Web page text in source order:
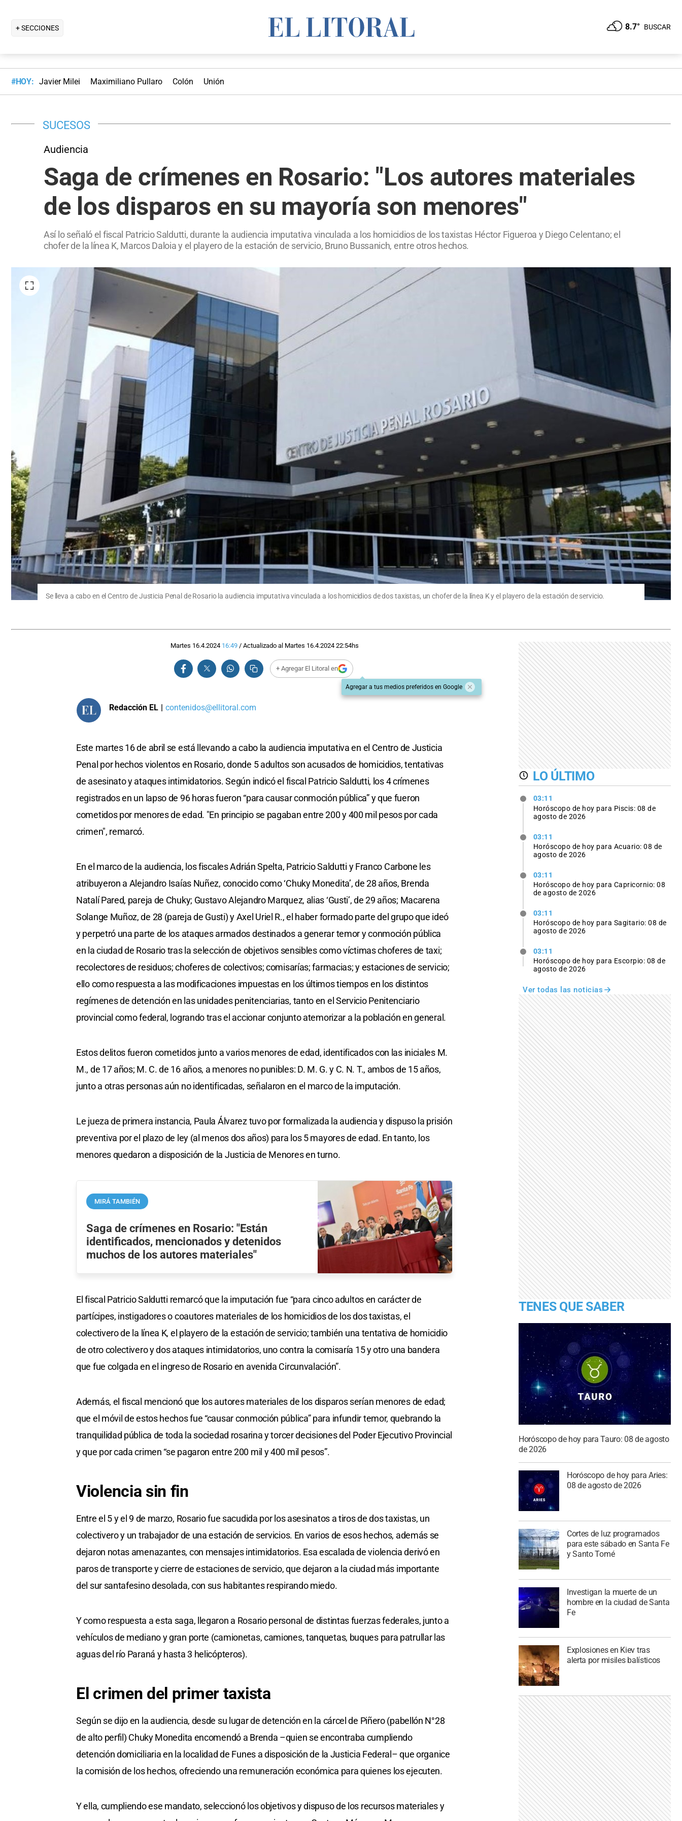
+ SECCIONES 8.7° BUSCAR
#HOY: Javier Milei Maximiliano Pullaro Colón Unión
SUCESOS
Audiencia
Saga de crímenes en Rosario: "Los autores materiales
de los disparos en su mayoría son menores"
Así lo señaló el fiscal Patricio Saldutti, durante la audiencia imputativa vinculada a los homicidios de los taxistas Héctor Figueroa y Diego Celentano; el
chofer de la línea K, Marcos Daloia y el playero de la estación de servicio, Bruno Bussanich, entre otros hechos.
Se lleva a cabo en el Centro de Justicia Penal de Rosario la audiencia imputativa vinculada a los homicidios de dos taxistas, un chofer de la línea K y el playero de la estación de servicio.
Martes 16.4.2024 16:49/ Actualizado al Martes 16.4.2024 22:54hs
+ Agregar El Litoral en
Agregar a tus medios preferidos en Google
Redacción EL | contenidos@ellitoral.com
Este martes 16 de abril se está llevando a cabo la audiencia imputativa en el Centro de Justicia
Penal por hechos violentos en Rosario, donde 5 adultos son acusados de homicidios, tentativas
de asesinato y ataques intimidatorios. Según indicó el fiscal Patricio Saldutti, los 4 crímenes
registrados en un lapso de 96 horas fueron “para causar conmoción pública” y que fueron
cometidos por menores de edad. "En principio se pagaban entre 200 y 400 mil pesos por cada
crimen", remarcó.
En el marco de la audiencia, los fiscales Adrián Spelta, Patricio Saldutti y Franco Carbone les
atribuyeron a Alejandro Isaías Nuñez, conocido como ‘Chuky Monedita’, de 28 años, Brenda
Natalí Pared, pareja de Chuky; Gustavo Alejandro Marquez, alias ‘Gusti’, de 29 años; Macarena
Solange Muñoz, de 28 (pareja de Gusti) y Axel Uriel R., el haber formado parte del grupo que ideó
y perpetró una parte de los ataques armados destinados a generar temor y conmoción pública
en la ciudad de Rosario tras la selección de objetivos sensibles como víctimas choferes de taxi;
recolectores de residuos; choferes de colectivos; comisarías; farmacias; y estaciones de servicio;
ello como respuesta a las modificaciones impuestas en los últimos tiempos en los distintos
regímenes de detención en las unidades penitenciarias, tanto en el Servicio Penitenciario
provincial como federal, logrando tras el accionar conjunto atemorizar a la población en general.
Estos delitos fueron cometidos junto a varios menores de edad, identificados con las iniciales M.
M., de 17 años; M. C. de 16 años, a menores no punibles: D. M. G. y C. N. T., ambos de 15 años,
junto a otras personas aún no identificadas, señalaron en el marco de la imputación.
Le jueza de primera instancia, Paula Álvarez tuvo por formalizada la audiencia y dispuso la prisión
preventiva por el plazo de ley (al menos dos años) para los 5 mayores de edad. En tanto, los
menores quedaron a disposición de la Justicia de Menores en turno.
MIRÁ TAMBIÉN
Saga de crímenes en Rosario: "Están
identificados, mencionados y detenidos
muchos de los autores materiales"
El fiscal Patricio Saldutti remarcó que la imputación fue “para cinco adultos en carácter de
partícipes, instigadores o coautores materiales de los homicidios de los dos taxistas, el
colectivero de la línea K, el playero de la estación de servicio; también una tentativa de homicidio
de otro colectivero y dos ataques intimidatorios, uno contra la comisaría 15 y otro una bandera
que fue colgada en el ingreso de Rosario en avenida Circunvalación”.
Además, el fiscal mencionó que los autores materiales de los disparos serían menores de edad;
que el móvil de estos hechos fue “causar conmoción pública” para infundir temor, quebrando la
tranquilidad pública de toda la sociedad rosarina y torcer decisiones del Poder Ejecutivo Provincial
y que por cada crimen “se pagaron entre 200 mil y 400 mil pesos”.
Violencia sin fin
Entre el 5 y el 9 de marzo, Rosario fue sacudida por los asesinatos a tiros de dos taxistas, un
colectivero y un trabajador de una estación de servicios. En varios de esos hechos, además se
dejaron notas amenazantes, con mensajes intimidatorios. Esa escalada de violencia derivó en
paros de transporte y cierre de estaciones de servicio, que dejaron a la ciudad más importante
del sur santafesino desolada, con sus habitantes respirando miedo.
Y como respuesta a esta saga, llegaron a Rosario personal de distintas fuerzas federales, junto a
vehículos de mediano y gran porte (camionetas, camiones, tanquetas, buques para patrullar las
aguas del río Paraná y hasta 3 helicópteros).
El crimen del primer taxista
Según se dijo en la audiencia, desde su lugar de detención en la cárcel de Piñero (pabellón N°28
de alto perfil) Chuky Monedita encomendó a Brenda –quien se encontraba cumpliendo
detención domiciliaria en la localidad de Funes a disposición de la Justicia Federal– que organice
la comisión de los hechos, ofreciendo una remuneración económica para quienes los ejecuten.
Y ella, cumpliendo ese mandato, seleccionó los objetivos y dispuso de los recursos materiales y
LO ÚLTIMO
03:11
Horóscopo de hoy para Piscis: 08 de
agosto de 2026
03:11
Horóscopo de hoy para Acuario: 08 de
agosto de 2026
03:11
Horóscopo de hoy para Capricornio: 08
de agosto de 2026
03:11
Horóscopo de hoy para Sagitario: 08 de
agosto de 2026
03:11
Horóscopo de hoy para Escorpio: 08 de
agosto de 2026
Ver todas las noticias
TENES QUE SABER
Horóscopo de hoy para Tauro: 08 de agosto
de 2026
Horóscopo de hoy para Aries:
08 de agosto de 2026
Cortes de luz programados
para este sábado en Santa Fe
y Santo Tomé
Investigan la muerte de un
hombre en la ciudad de Santa
Fe
Explosiones en Kiev tras
alerta por misiles balísticos